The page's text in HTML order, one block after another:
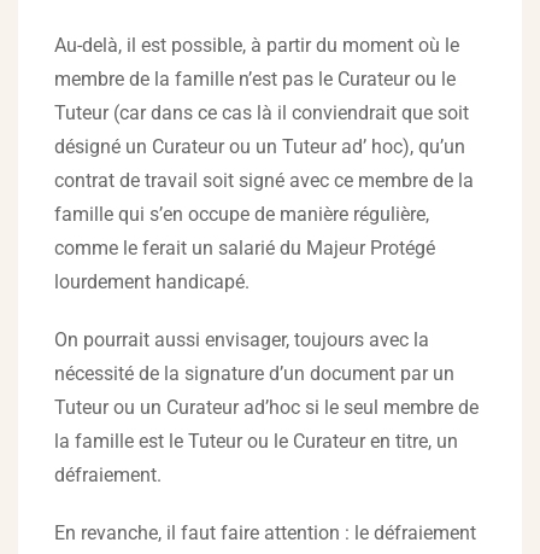
Au-delà, il est possible, à partir du moment où le
membre de la famille n’est pas le Curateur ou le
Tuteur (car dans ce cas là il conviendrait que soit
désigné un Curateur ou un Tuteur ad’ hoc), qu’un
contrat de travail soit signé avec ce membre de la
famille qui s’en occupe de manière régulière,
comme le ferait un salarié du Majeur Protégé
lourdement handicapé.
On pourrait aussi envisager, toujours avec la
nécessité de la signature d’un document par un
Tuteur ou un Curateur ad’hoc si le seul membre de
la famille est le Tuteur ou le Curateur en titre, un
défraiement.
En revanche, il faut faire attention : le défraiement